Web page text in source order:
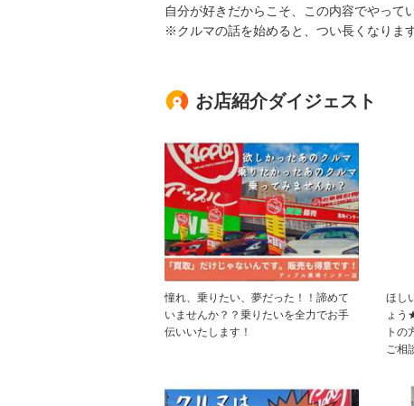
自分が好きだからこそ、この内容でやって
※クルマの話を始めると、つい長くなりま
お店紹介ダイジェスト
憧れ、乗りたい、夢だった！！諦めて
いませんか？？乗りたいを全力でお手
伝いいたします！
ほし
ょう
トの
ご相